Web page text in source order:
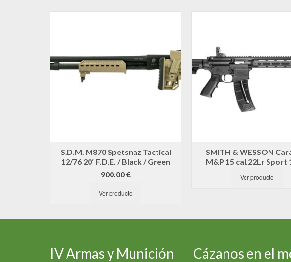
S.D.M. M870 Spetsnaz Tactical
12/76 20′ F.D.E. / Black / Green
900.00€
Ver producto
SMITH & WESSON
M&P 15 cal.22Lr Sport
Ver producto
IV Armas y Munición Cázanos en el